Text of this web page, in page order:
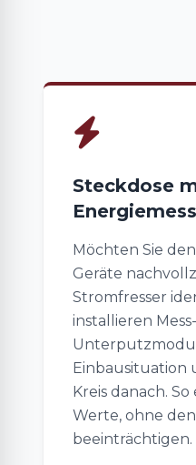
Steckdose
Möchten Sie
Geräte
Stromfresser
installieren
Einbausituation
Kreis danach.
Werte, ohne
beeinträchtigen.